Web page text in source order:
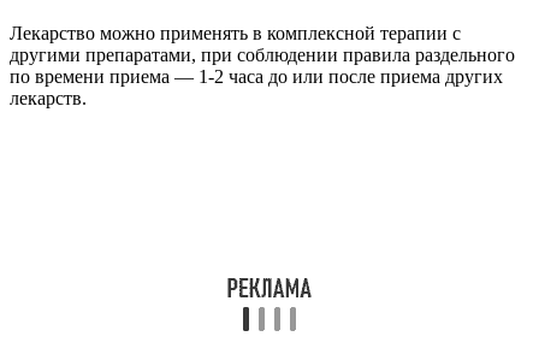
Лекарство можно применять в комплексной терапии с
другими препаратами, при соблюдении правила раздельного
по времени приема — 1-2 часа до или после приема других
лекарств.